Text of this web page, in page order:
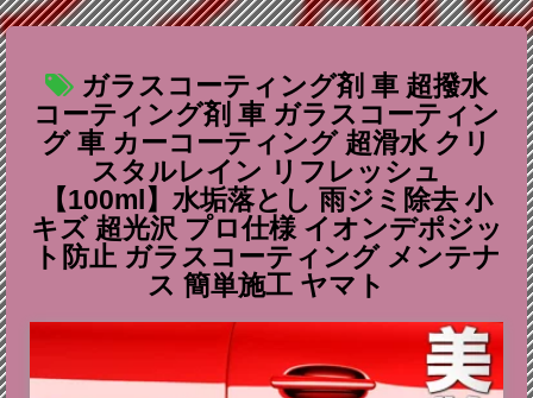
ガラスコーティング剤 車 超撥水
コーティング剤 車 ガラスコーティン
グ 車 カーコーティング 超滑水 クリ
スタルレイン リフレッシュ
【100ml】水垢落とし 雨ジミ除去 小
キズ 超光沢 プロ仕様 イオンデポジッ
ト防止 ガラスコーティング メンテナ
ス 簡単施工 ヤマト